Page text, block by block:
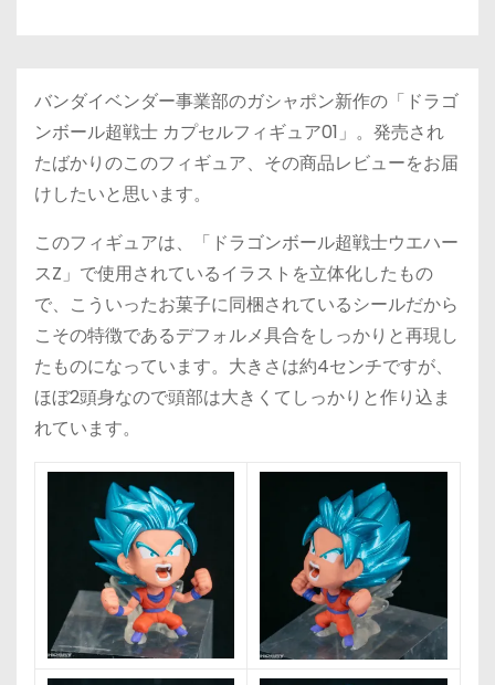
バンダイベンダー事業部のガシャポン新作の「ドラゴ
ンボール超戦士 カプセルフィギュア01」。発売され
たばかりのこのフィギュア、その商品レビューをお届
けしたいと思います。
このフィギュアは、「ドラゴンボール超戦士ウエハー
スZ」で使用されているイラストを立体化したもの
で、こういったお菓子に同梱されているシールだから
こその特徴であるデフォルメ具合をしっかりと再現し
たものになっています。大きさは約4センチですが、
ほぼ2頭身なので頭部は大きくてしっかりと作り込ま
れています。